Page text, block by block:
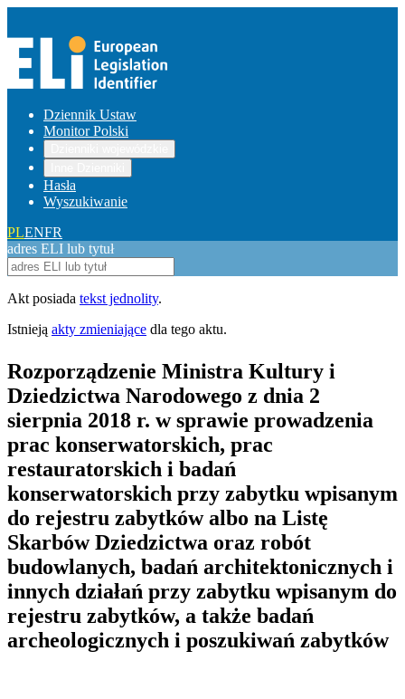
Dziennik Ustaw
Monitor Polski
Hasła
Wyszukiwanie
PLENFR
adres ELI lub tytuł
Akt posiada tekst jednolity.
Istnieją akty zmieniające dla tego aktu.
Rozporządzenie Ministra Kultury i
Dziedzictwa Narodowego z dnia 2
sierpnia 2018 r. w sprawie prowadzenia
prac konserwatorskich, prac
restauratorskich i badań
konserwatorskich przy zabytku wpisanym
do rejestru zabytków albo na Listę
Skarbów Dziedzictwa oraz robót
budowlanych, badań architektonicznych i
innych działań przy zabytku wpisanym do
rejestru zabytków, a także badań
archeologicznych i poszukiwań zabytków